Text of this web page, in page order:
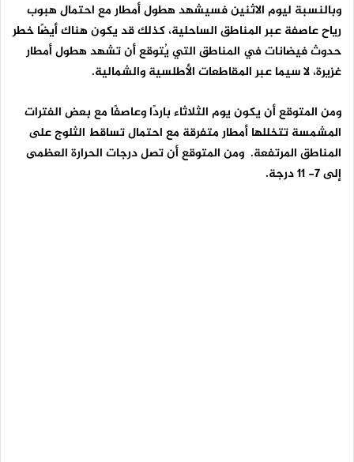
وبالنسبة ليوم الاثنين فسيشهد هطول أمطار مع احتمال هبوب
رياح عاصفة عبر المناطق الساحلية، كذلك قد يكون هناك أيضًا خطر
حدوث فيضانات في المناطق التي يُتوقع أن تشهد هطول أمطار
غزيرة، لا سيما عبر المقاطعات الأطلسية والشمالية.
ومن المتوقع أن يكون يوم الثلاثاء باردًا وعاصفًا مع بعض الفترات
المشمسة تتخللها أمطار متفرقة مع احتمال تساقط الثلوج على
المناطق المرتفعة. ومن المتوقع أن تصل درجات الحرارة العظمى
إلى 7- 11 درجة.